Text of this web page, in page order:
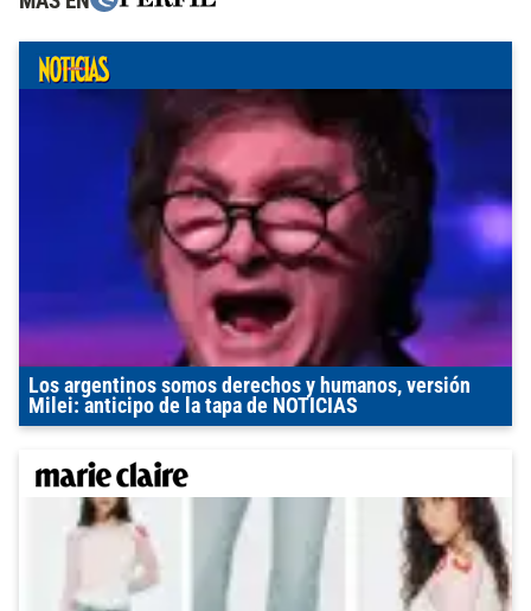
Los argentinos somos derechos y humanos, versión
Milei: anticipo de la tapa de NOTICIAS